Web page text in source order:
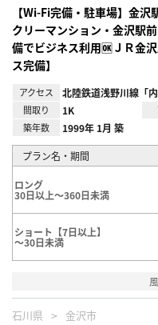
【Wi-Fi完備・駐車場】金
クリーマンション・金沢駅
備でビジネス利用🆗ＪＲ金
ス完備】
アクセス 北陸鉄道浅野川線「内
間取り 1K
築年数 1999年 1月 築
プラン名・期間
ロング
30日以上～360日未満
ショート【7日以上】
～30日未満
石川県 金沢市